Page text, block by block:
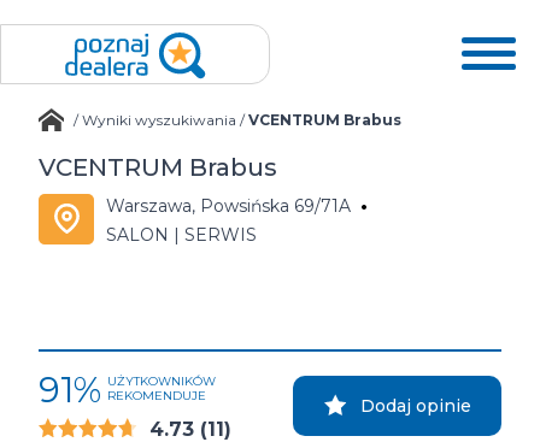
/Wyniki wyszukiwania /VCENTRUM Brabus
VCENTRUM Brabus
Warszawa, Powsińska 69/71A
SALON | SERWIS
91% UŻYTKOWNIKÓW
REKOMENDUJE
4.73 (11)
Dodaj opinie